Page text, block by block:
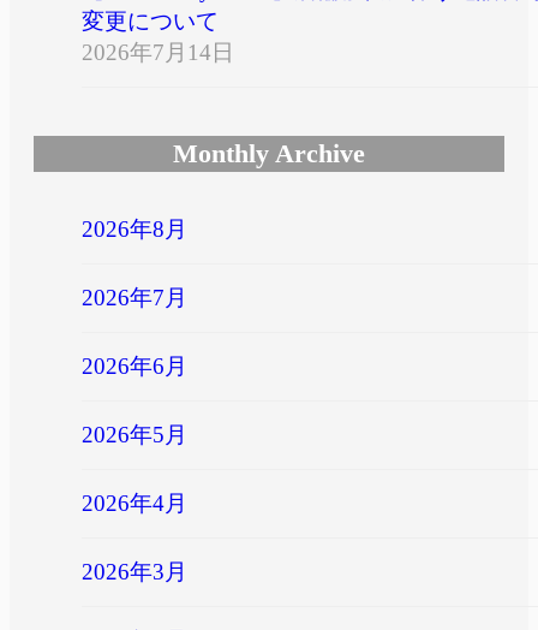
変更について
2026年7月14日
Monthly Archive
2026年8月
2026年7月
2026年6月
2026年5月
2026年4月
2026年3月